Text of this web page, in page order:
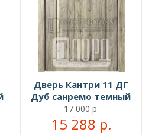
Дверь Кантри 11 ДГ
Дуб санремо темный
17 000 р.
15 288 р.